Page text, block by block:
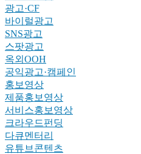
광고·CF
바이럴광고
SNS광고
스팟광고
옥외OOH
공익광고·캠페인
홍보영상
제품홍보영상
서비스홍보영상
크라우드펀딩
다큐멘터리
유튜브콘텐츠